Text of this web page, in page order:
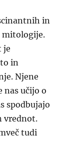
in
mitologije.
je
in
Njene
nas učijo o
spodbujajo
vrednot.
tudi